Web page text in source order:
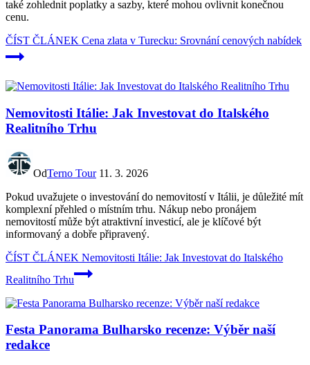
také zohlednit poplatky a sazby, které mohou ovlivnit konečnou
cenu.
ČÍST ČLÁNEK Cena zlata v Turecku: Srovnání cenových nabídek
Nemovitosti Itálie: Jak Investovat do Italského
Realitního Trhu
OdTerno Tour 11. 3. 2026
Pokud uvažujete o investování do nemovitostí v Itálii, je důležité mít
komplexní přehled o místním trhu. Nákup nebo pronájem
nemovitostí může být atraktivní investicí, ale je klíčové být
informovaný a dobře připravený.
ČÍST ČLÁNEK Nemovitosti Itálie: Jak Investovat do Italského
Realitního Trhu
Festa Panorama Bulharsko recenze: Výběr naší
redakce